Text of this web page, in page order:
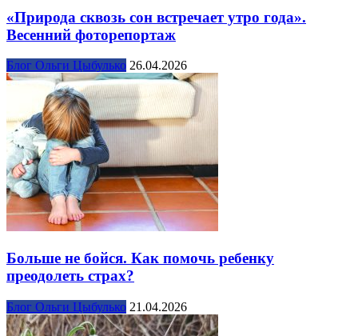
«Природа сквозь сон встречает утро года».
Весенний фоторепортаж
Блог Ольги Цыбулько 26.04.2026
Больше не бойся. Как помочь ребенку
преодолеть страх?
Блог Ольги Цыбулько 21.04.2026